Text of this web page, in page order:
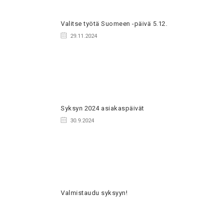
Valitse työtä Suomeen -päivä 5.12.
29.11.2024
Syksyn 2024 asiakaspäivät
30.9.2024
Valmistaudu syksyyn!